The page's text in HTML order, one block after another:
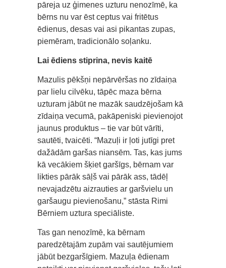
pāreja uz ģimenes uzturu nenozīmē, ka
bērns nu var ēst ceptus vai fritētus
ēdienus, desas vai asi pikantas zupas,
piemēram, tradicionālo soļanku.
Lai ēdiens stiprina, nevis kaitē
Mazulis pēkšņi nepārvēršas no zīdaiņa
par lielu cilvēku, tāpēc maza bērna
uzturam jābūt ne mazāk saudzējošam kā
zīdaiņa vecumā, pakāpeniski pievienojot
jaunus produktus – tie var būt vārīti,
sautēti, tvaicēti. “Mazuļi ir ļoti jutīgi pret
dažādām garšas niansēm. Tas, kas jums
kā vecākiem šķiet garšīgs, bērnam var
likties pārāk sāļš vai pārāk ass, tādēļ
nevajadzētu aizrauties ar garšvielu un
garšaugu pievienošanu,” stāsta Rimi
Bērniem uztura speciāliste.
Tas gan nenozīmē, ka bērnam
paredzētajām zupām vai sautējumiem
jābūt bezgaršīgiem. Mazuļa ēdienam